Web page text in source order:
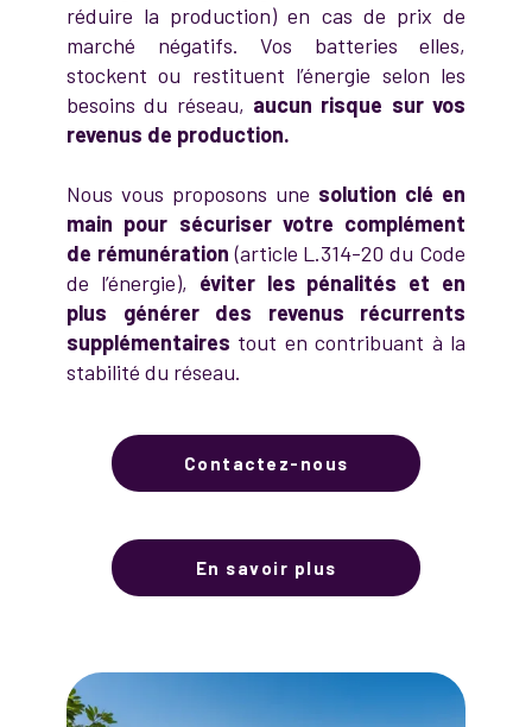
réduire la production) en cas de prix de
marché négatifs. Vos batteries elles,
stockent ou restituent l’énergie selon les
besoins du réseau, aucun risque sur vos
revenus de production.
Nous vous proposons une solution clé en
main pour sécuriser votre complément
de rémunération(article L.314-20 du Code
de l’énergie), éviter les pénalités et en
plus générer des revenus récurrents
supplémentaires tout en contribuant à la
stabilité du réseau.
Contactez-nous
En savoir plus